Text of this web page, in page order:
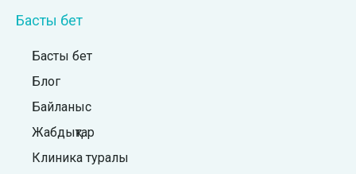
Басты бет
Басты бет
Блог
Байланыс
Жабдықтар
Клиника туралы